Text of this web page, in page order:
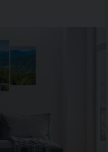
telefonmøder og bevægelse
rumdelere i
eller reflekteres mest, for
gangarealer. Takket være